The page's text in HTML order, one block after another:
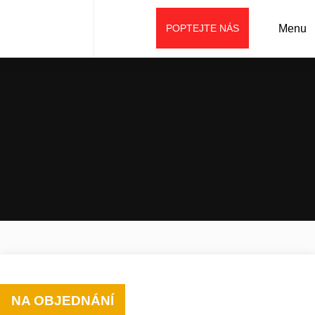
Menu
POPTEJTE NÁS
NA OBJEDNÁNÍ